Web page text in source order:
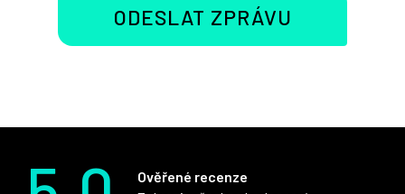
ODESLAT ZPRÁVU
Ověřené recenze